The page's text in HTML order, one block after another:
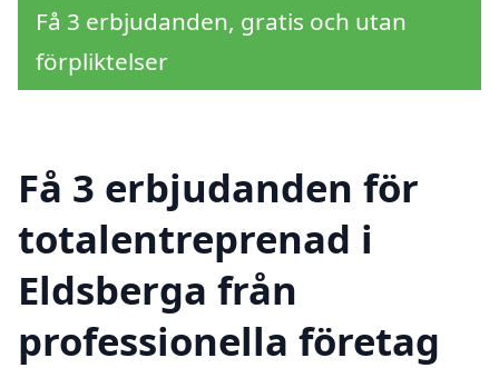
Få 3 erbjudanden, gratis och utan
förpliktelser
Få 3 erbjudanden för
totalentreprenad i
Eldsberga från
professionella företag